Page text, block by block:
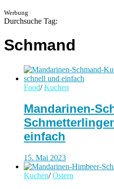
Werbung
Durchsuche Tag:
Schmand
Food/ Kuchen
Mandarinen-
einfach
15. Mai 2023
Kuchen/ Ostern